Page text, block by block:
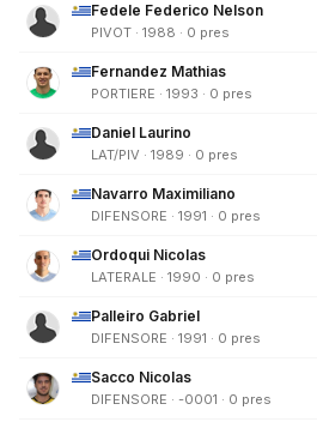
Fedele Federico Nelson
PIVOT · 1988 · 0 pres
Fernandez Mathias
PORTIERE · 1993 · 0 pres
Daniel Laurino
LAT/PIV · 1989 · 0 pres
Navarro Maximiliano
DIFENSORE · 1991 · 0 pres
Ordoqui Nicolas
LATERALE · 1990 · 0 pres
Palleiro Gabriel
DIFENSORE · 1991 · 0 pres
Sacco Nicolas
DIFENSORE · -0001 · 0 pres